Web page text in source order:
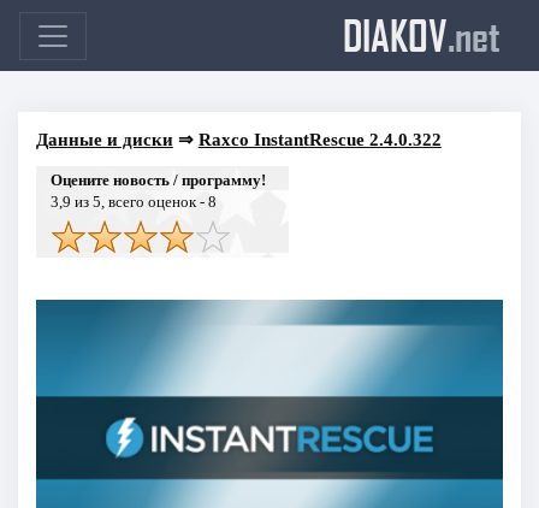
DIAKOV.net
Данные и диски⇒ Raxco InstantRescue 2.4.0.322
Оцените новость / программу!
3,9 из 5, всего оценок - 8